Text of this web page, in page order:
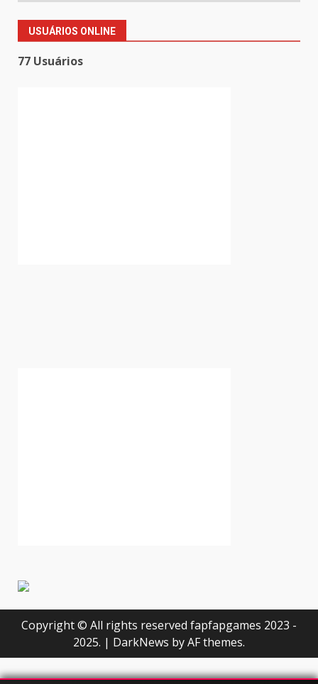
USUÁRIOS ONLINE
77 Usuários
Copyright © All rights reserved fapfapgames 2023 -
2025. | DarkNews by AF themes.